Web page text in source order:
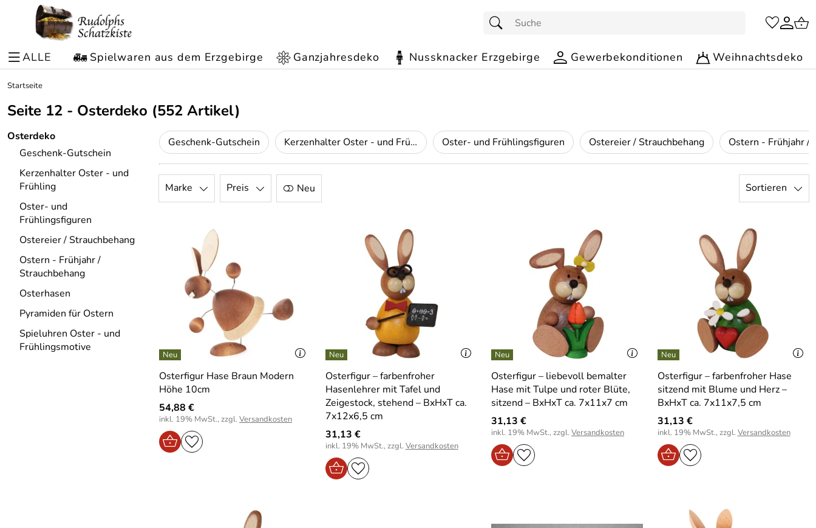
ALLE Spielwaren aus dem Erzgebirge Ganzjahresdeko Nussknacker Erzgebirge Gewerbekonditionen Weihnachtsdeko
Startseite
Seite 12 - Osterdeko (552 Artikel)
Osterdeko
Geschenk-Gutschein
Kerzenhalter Oster - und
Frühling
Oster- und
Frühlingsfiguren
Ostereier / Strauchbehang
Ostern - Frühjahr /
Strauchbehang
Osterhasen
Pyramiden für Ostern
Spieluhren Oster - und
Frühlingsmotive
Geschenk-Gutschein Kerzenhalter Oster - und Frühling Oster- und Frühlingsfiguren Ostereier / Strauchbehang
Marke Preis Neu Sortieren
Osterfigur Hase Braun Modern
Höhe 10cm
54,88 €
inkl. 19% MwSt., zzgl. Versandkosten
Osterfigur – farbenfroher
Hasenlehrer mit Tafel und
Zeigestock, stehend – BxHxT ca.
7x12x6,5 cm
31,13 €
inkl. 19% MwSt., zzgl. Versandkosten
Osterfigur – liebevoll bemalter
Hase mit Tulpe und roter Blüte,
sitzend – BxHxT ca. 7x11x7 cm
31,13 €
inkl. 19% MwSt., zzgl. Versandkosten
Osterfigur – farbenfroher Hase
sitzend mit Blume und Herz –
BxHxT ca. 7x11x7,5 cm
31,13 €
inkl. 19% MwSt., zzgl. Versandkosten